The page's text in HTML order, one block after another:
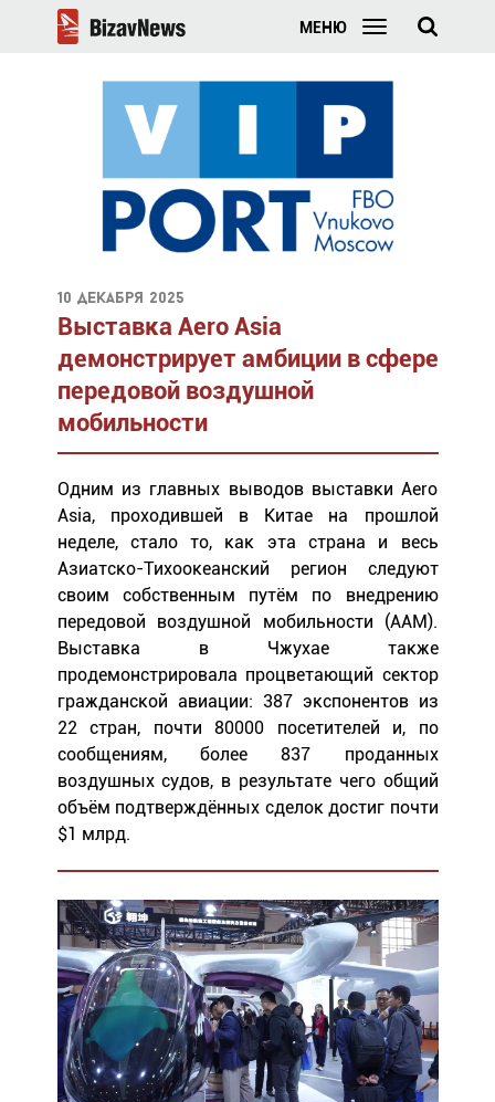
МЕНЮ
10 декабря 2025
Выставка Aero Asia
демонстрирует амбиции в сфере
передовой воздушной
мобильности
Одним из главных выводов выставки Aero
Asia, проходившей в Китае на прошлой
неделе, стало то, как эта страна и весь
Азиатско-Тихоокеанский регион следуют
своим собственным путём по внедрению
передовой воздушной мобильности (AAM).
Выставка в Чжухае также
продемонстрировала процветающий сектор
гражданской авиации: 387 экспонентов из
22 стран, почти 80000 посетителей и, по
сообщениям, более 837 проданных
воздушных судов, в результате чего общий
объём подтверждённых сделок достиг почти
$1 млрд.